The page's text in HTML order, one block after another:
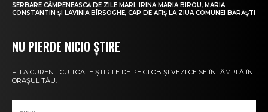
SERBARE CÂMPENEASCĂ DE ZILE MARI. IRINA MARIA BIROU, MARIA
CONSTANTIN ȘI LAVINIA BÎRSOGHE, CAP DE AFIȘ LA ZIUA COMUNEI BĂRĂȘTI
NU PIERDE NICIO ȘTIRE
FI LA CURENT CU TOATE ȘTIRILE DE PE GLOB ȘI VEZI CE SE ÎNTÂMPLĂ ÎN
ORAȘUL TĂU.